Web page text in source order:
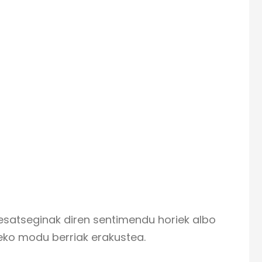
diren sentimendu horiek albo
modu berriak erakustea.